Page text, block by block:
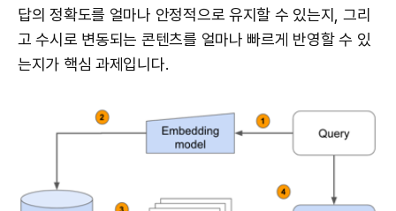
답의 정확도를 얼마나 안정적으로 유지할 수 있는지, 그리
고 수시로 변동되는 콘텐츠를 얼마나 빠르게 반영할 수 있
는지가 핵심 과제입니다.